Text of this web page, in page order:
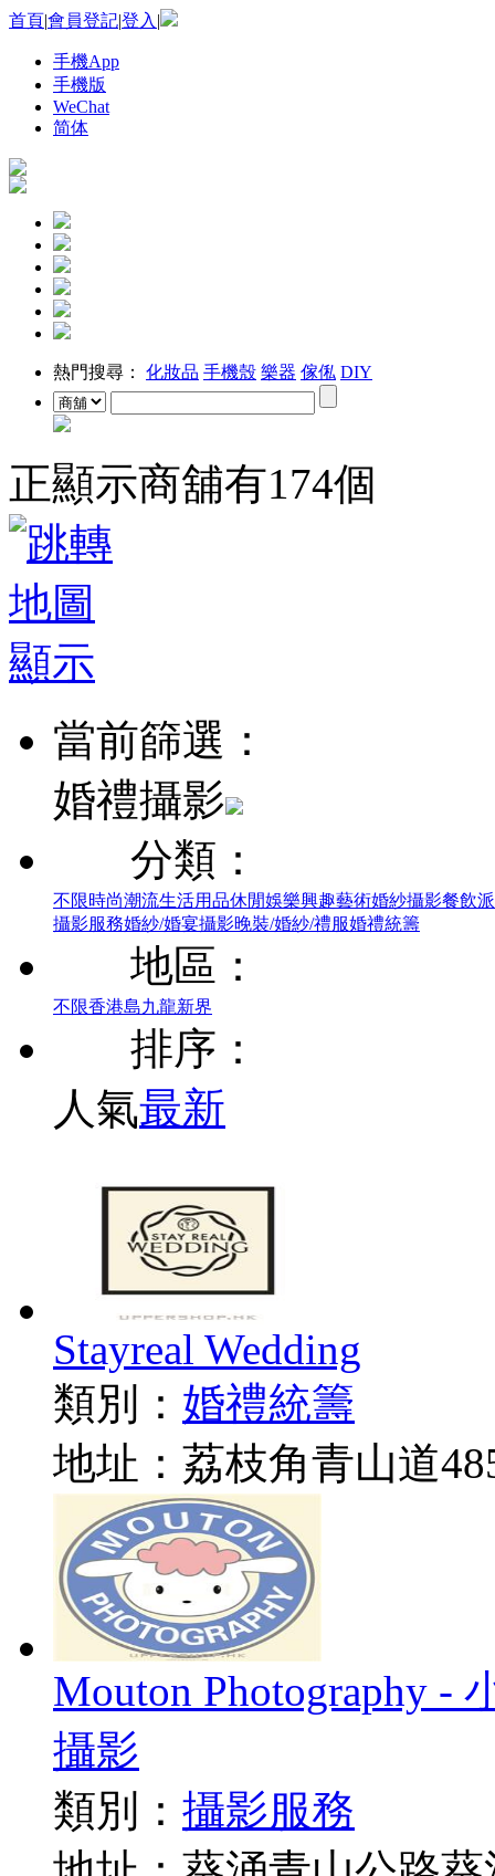
首頁|會員登記|登入 |
手機App
手機版
WeChat
简体
熱門搜尋： 化妝品 手機殼 樂器 傢俬 DIY
正顯示商舖有174個
當前篩選：
婚禮攝影
分類：
不限時尚潮流生活用品休閒娛樂興趣藝術婚紗攝影餐飲
攝影服務婚紗/婚宴攝影晚裝/婚紗/禮服婚禮統籌
地區：
不限香港島九龍新界
排序：
人氣最新
Stayreal Wedding
類別： 婚禮統籌
地址：荔枝角青山道
Mouton Photography -
攝影
類別： 攝影服務